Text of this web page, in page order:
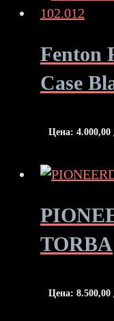
Fenton
Case
Цена: 4.000,00
TORBA
Цена: 8.500,00